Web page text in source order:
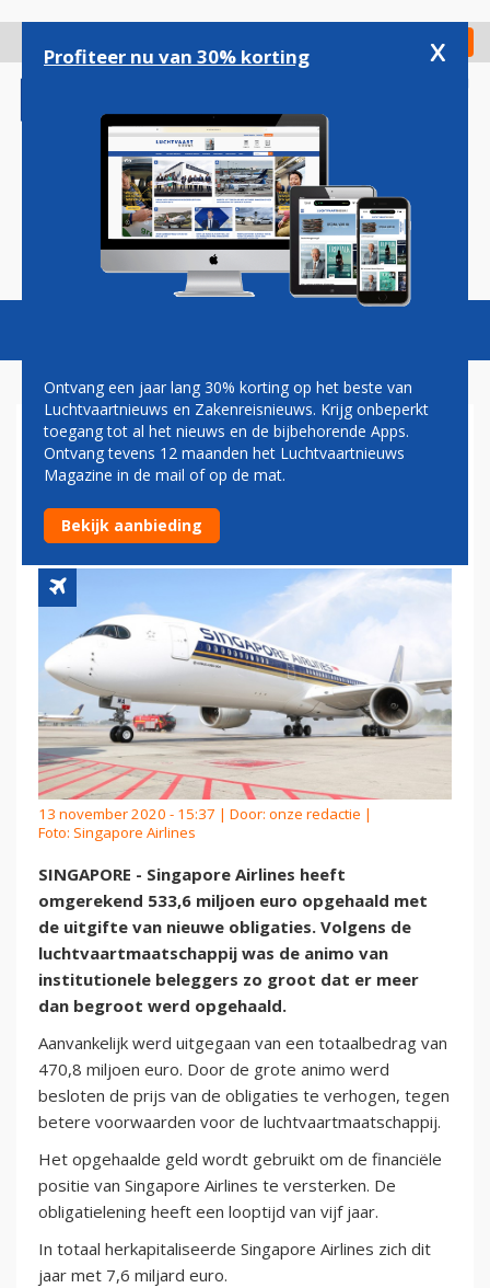
gaan
Check in
Magazine Podcasts Vacatures
SINGAPORE AIRLINES HAALT
HONDERDEN MILJOENEN OP
MET OBLIGATIES
13 november 2020 - 15:37 | Door: onze redactie |
Foto: Singapore Airlines
SINGAPORE - Singapore Airlines heeft
omgerekend 533,6 miljoen euro opgehaald met
de uitgifte van nieuwe obligaties. Volgens de
luchtvaartmaatschappij was de animo van
institutionele beleggers zo groot dat er meer
dan begroot werd opgehaald.
Aanvankelijk werd uitgegaan van een totaalbedrag van
470,8 miljoen euro. Door de grote animo werd
besloten de prijs van de obligaties te verhogen, tegen
betere voorwaarden voor de luchtvaartmaatschappij.
Het opgehaalde geld wordt gebruikt om de financiële
positie van Singapore Airlines te versterken. De
obligatielening heeft een looptijd van vijf jaar.
In totaal herkapitaliseerde Singapore Airlines zich dit
jaar met 7,6 miljard euro.
Profiteer nu van 30% korting x
Ontvang een jaar lang 30% korting op het beste van
Luchtvaartnieuws en Zakenreisnieuws. Krijg onbeperkt
toegang tot al het nieuws en de bijbehorende Apps.
Ontvang tevens 12 maanden het Luchtvaartnieuws
Magazine in de mail of op de mat.
Bekijk aanbieding